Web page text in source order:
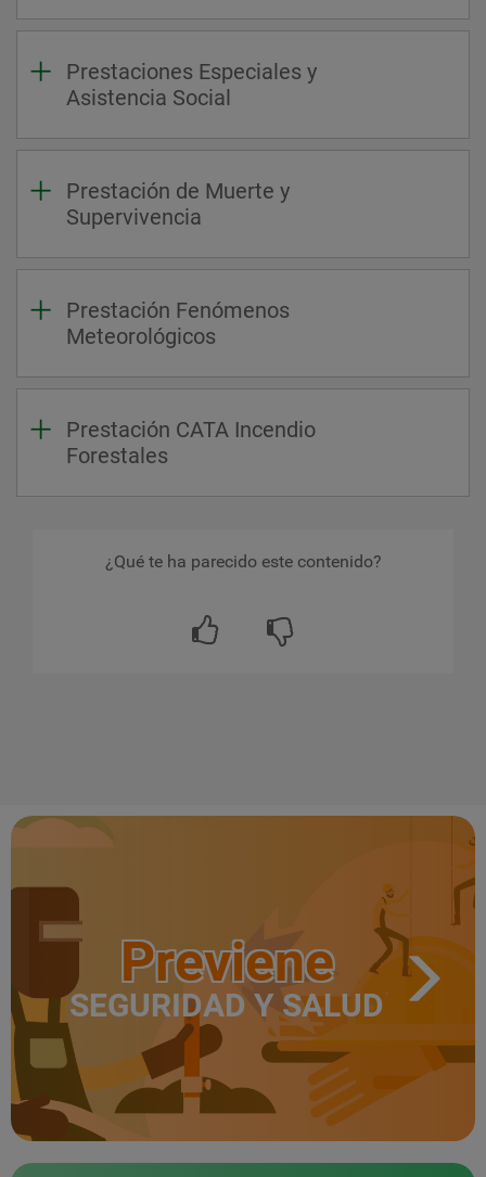
Prestaciones Especiales y
Asistencia Social
Prestación de Muerte y
Supervivencia
Prestación Fenómenos
Meteorológicos
Prestación CATA Incendio
Forestales
¿Qué te ha parecido este contenido?
Previene
SEGURIDAD Y SALUD